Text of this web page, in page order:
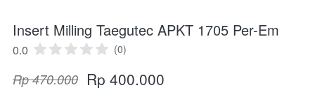
Insert Milling Taegutec APKT 1705 Per-Em
0.0 (0)
Rp 470.000 Rp 400.000